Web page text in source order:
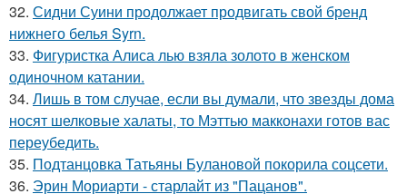
32. Сидни Суини продолжает продвигать свой бренд
нижнего белья Syrn.
33. Фигуристка Алиса лью взяла золото в женском
одиночном катании.
34. Лишь в том случае, если вы думали, что звезды дома
носят шелковые халаты, то Мэттью макконахи готов вас
переубедить.
35. Подтанцовка Татьяны Булановой покорила соцсети.
36. Эрин Мориарти - старлайт из "Пацанов".